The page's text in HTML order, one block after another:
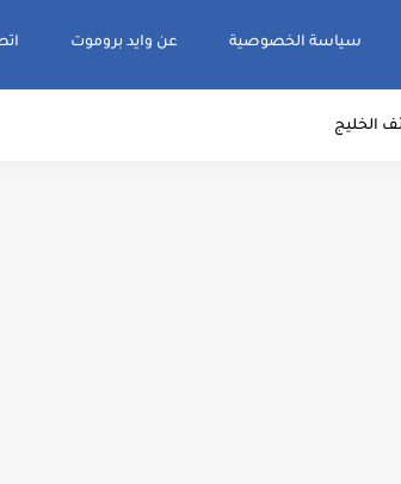
سياسة الخصوصية عن وايد بروموت
الخليج